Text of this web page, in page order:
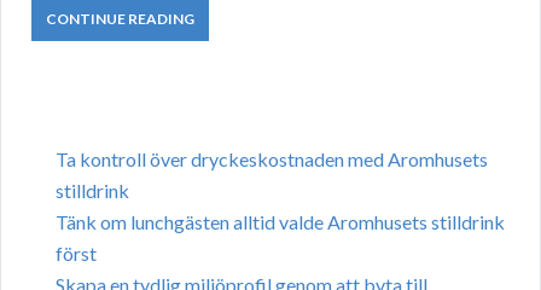
CONTINUE READING
Ta kontroll över dryckeskostnaden med Aromhusets
stilldrink
Tänk om lunchgästen alltid valde Aromhusets stilldrink
först
Skapa en tydlig miljöprofil genom att byta till